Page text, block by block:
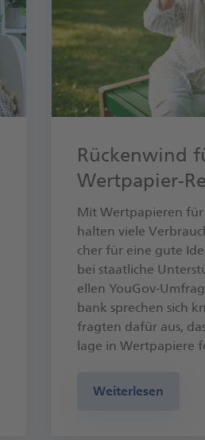
Rückenwind
Wertpapier-
Mit Wert­pa­pie­ren
hal­ten vie­le
cher für ei­ne gu­te
bei staat­li­che
el­len You­Gov-
bank spre­chen sich
frag­ten da­für aus,
la­ge in Wert­pa­pie­re
Weiterlesen